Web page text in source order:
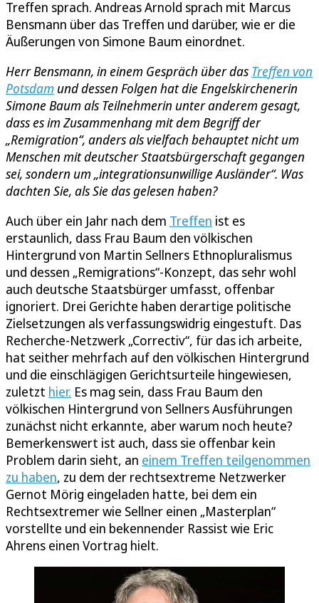
Treffen sprach. Andreas Arnold sprach mit Marcus
Bensmann über das Treffen und darüber, wie er die
Äußerungen von Simone Baum einordnet.
Herr Bensmann, in einem Gespräch über das Treffen von
Potsdam und dessen Folgen hat die Engelskirchenerin
Simone Baum als Teilnehmerin unter anderem gesagt,
dass es im Zusammenhang mit dem Begriff der
„Remigration“, anders als vielfach behauptet nicht um
Menschen mit deutscher Staatsbürgerschaft gegangen
sei, sondern um „integrationsunwillige Ausländer“. Was
dachten Sie, als Sie das gelesen haben?
Auch über ein Jahr nach dem Treffen ist es
erstaunlich, dass Frau Baum den völkischen
Hintergrund von Martin Sellners Ethnopluralismus
und dessen „Remigrations“-Konzept, das sehr wohl
auch deutsche Staatsbürger umfasst, offenbar
ignoriert. Drei Gerichte haben derartige politische
Zielsetzungen als verfassungswidrig eingestuft. Das
Recherche-Netzwerk „Correctiv“, für das ich arbeite,
hat seither mehrfach auf den völkischen Hintergrund
und die einschlägigen Gerichtsurteile hingewiesen,
zuletzt hier. Es mag sein, dass Frau Baum den
völkischen Hintergrund von Sellners Ausführungen
zunächst nicht erkannte, aber warum noch heute?
Bemerkenswert ist auch, dass sie offenbar kein
Problem darin sieht, an einem Treffen teilgenommen
zu haben, zu dem der rechtsextreme Netzwerker
Gernot Mörig eingeladen hatte, bei dem ein
Rechtsextremer wie Sellner einen „Masterplan“
vorstellte und ein bekennender Rassist wie Eric
Ahrens einen Vortrag hielt.